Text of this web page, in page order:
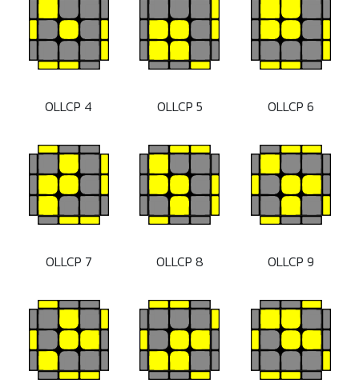
OLLCP 4 OLLCP 5 OLLCP 6
OLLCP 7 OLLCP 8 OLLCP 9